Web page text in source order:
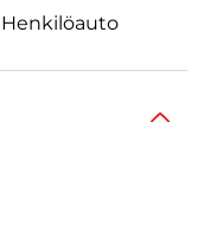
Henkilöauto